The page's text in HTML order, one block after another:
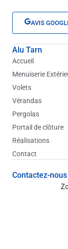
AVIS
Alu Tarn
Accueil
Menuiserie
Volets
Vérandas
Pergolas
Portail de clôture
Réalisations
Contact
Contactez-nous